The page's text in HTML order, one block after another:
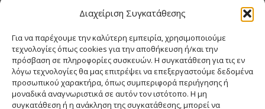
Διαχείριση Συγκατάθεσης
Για να παρέχουμε την καλύτερη εμπειρία, χρησιμοποιούμε
τεχνολογίες όπως cookies για την αποθήκευση ή/και την
πρόσβαση σε πληροφορίες συσκευών. Η συγκατάθεση για τις εν
λόγω τεχνολογίες θα μας επιτρέψει να επεξεργαστούμε δεδομένα
προσωπικού χαρακτήρα, όπως συμπεριφορά περιήγησης ή
μοναδικά αναγνωριστικά σε αυτόν τον ιστότοπο. Η μη
συγκατάθεση ή η ανάκληση της συγκατάθεσης, μπορεί να
Διευθυντής Σύνταξης:ΒΛΑΔΙΜΗΡΟΥ ΧΡΙΣΤΙΝΑ
ΔικαιούχοςDomain:ΔΗΜΗΤΡΙΑΔΗΣ Θ ΚΑΙ ΣΙΑ ΜΟΝΟΠΡΟΣΩΠΗ ΙΚΕ
Διευθυντής: ΕΥΘΥΜΙΑΤΟΥ ΜΑΡΙΑ
Διαχειριστής:
ΕΥΘΥΜΙΑΤΟΥ ΜΑΡΙΑ
Δήλωση Συμμόρφωσης